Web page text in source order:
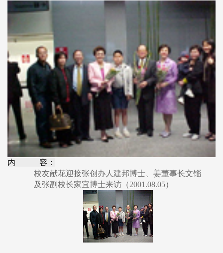
内 容：
校友献花迎接张创办人建邦博士、姜董事长文锱
及张副校长家宜博士来访（2001.08.05）